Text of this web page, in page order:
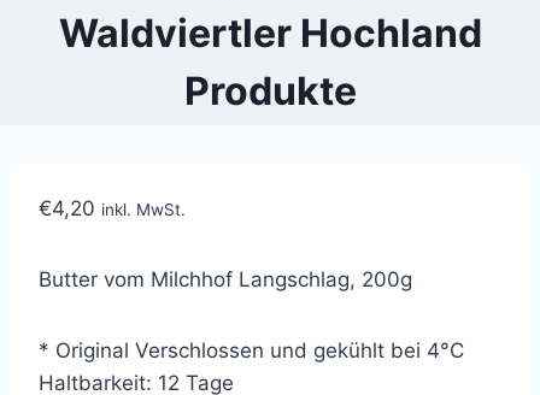
Waldviertler Hochland
Produkte
€4,20 inkl. MwSt.
Butter vom Milchhof Langschlag, 200g
* Original Verschlossen und gekühlt bei 4°C
Haltbarkeit: 12 Tage